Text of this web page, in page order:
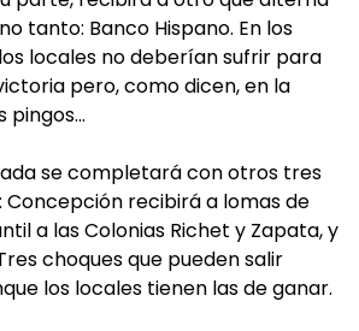
tanto: Banco Hispano. En los
locales no deberían sufrir para
pero, como dicen, en la
pingos…
se completará con otros tres
recibirá a lomas de
a las Colonias Richet y Zapata, y
choques que pueden salir
los locales tienen las de ganar.